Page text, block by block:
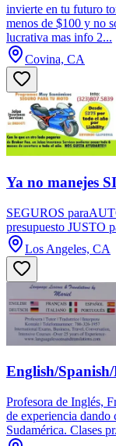
invierte en tu futuro
menos de $100 y no
lucrativa mas info 2...
Covina, CA
Ya no manejes
SEGUROS
presupuesto JUSTO
Los Angeles, CA
English/
Profesora de Inglés,
de experiencia dando
Sudamérica. Clases